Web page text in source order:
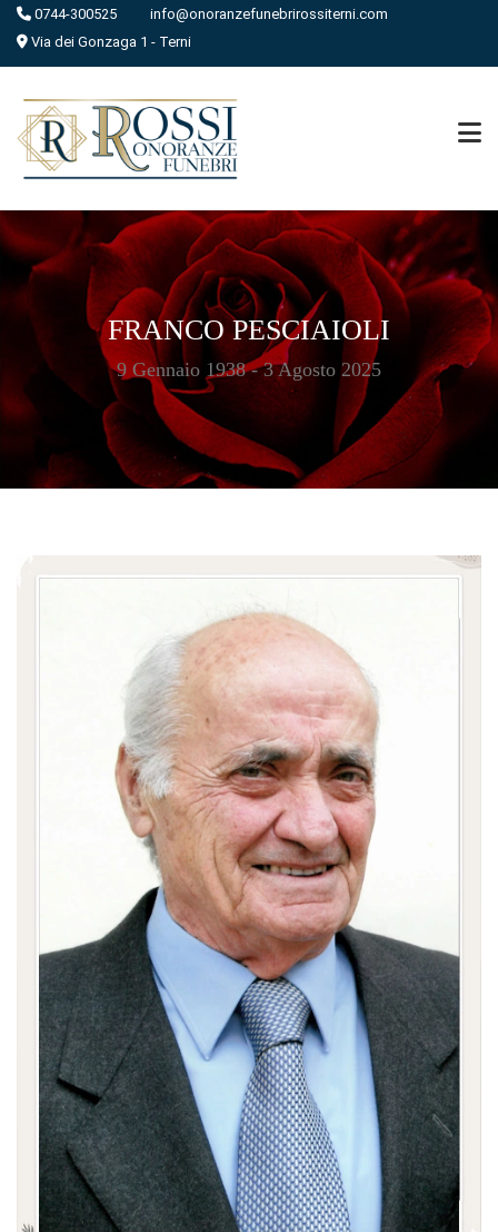
0744-300525
info@onoranzefunebrirossiterni.com
Via dei Gonzaga 1 - Terni
FRANCO PESCIAIOLI
9 Gennaio 1938 - 3 Agosto 2025